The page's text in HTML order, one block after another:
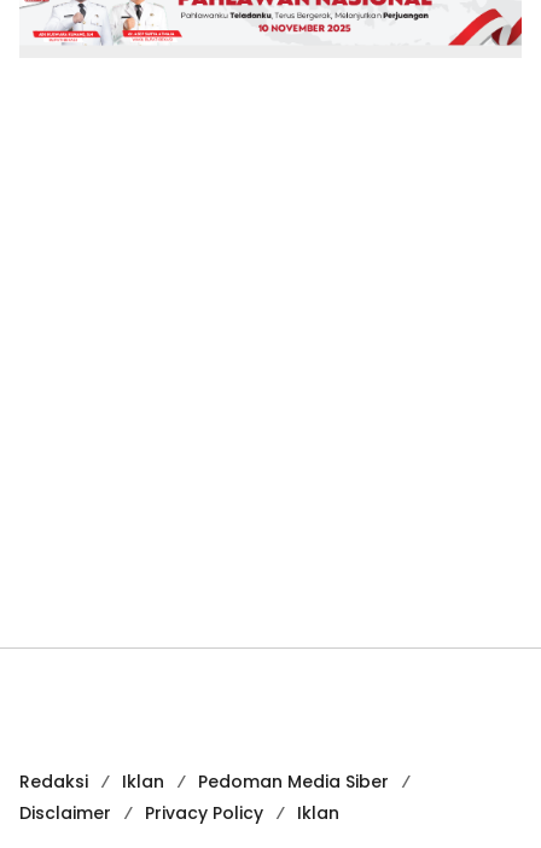
Redaksi Iklan
Pedoman Media Siber
Disclaimer
Privacy Policy
Iklan